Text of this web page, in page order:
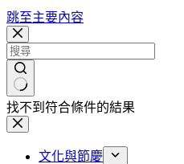
跳至主要內容
找不到符合條件的結果
文化與節慶